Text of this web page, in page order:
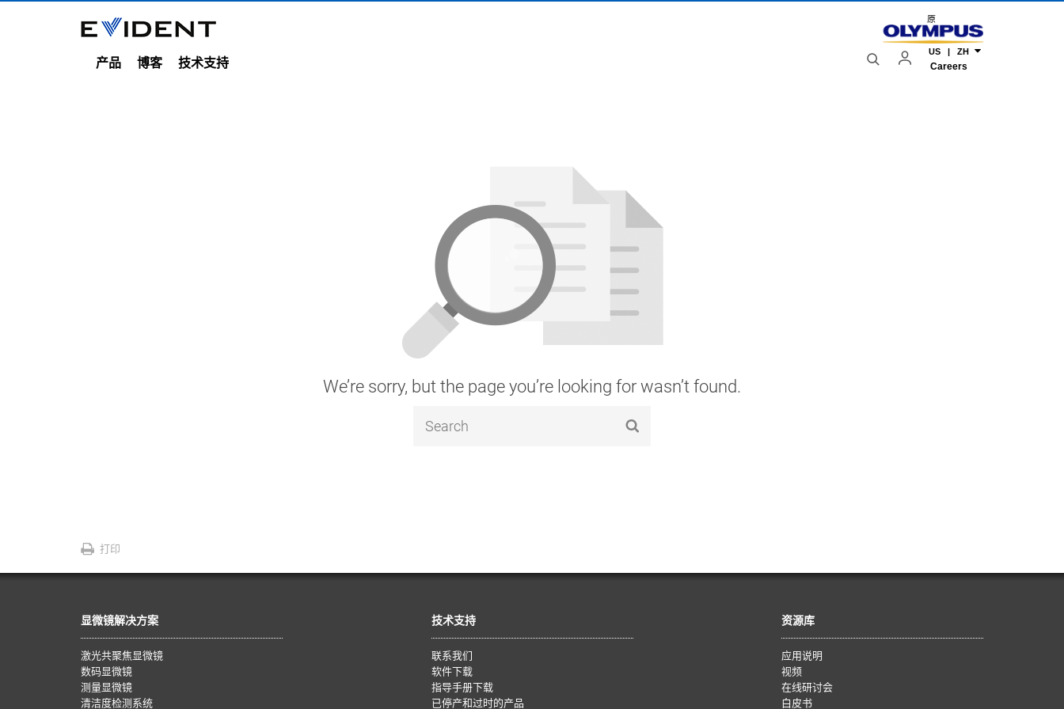
产品 博客 技术支持
原
US | ZH
Careers
We’re sorry, but the page you’re looking for wasn’t found.
打印
显微镜解决方案
激光共聚焦显微镜
数码显微镜
测量显微镜
清洁度检测系统
技术支持
联系我们
软件下载
指导手册下载
已停产和过时的产品
资源库
应用说明
视频
在线研讨会
白皮书